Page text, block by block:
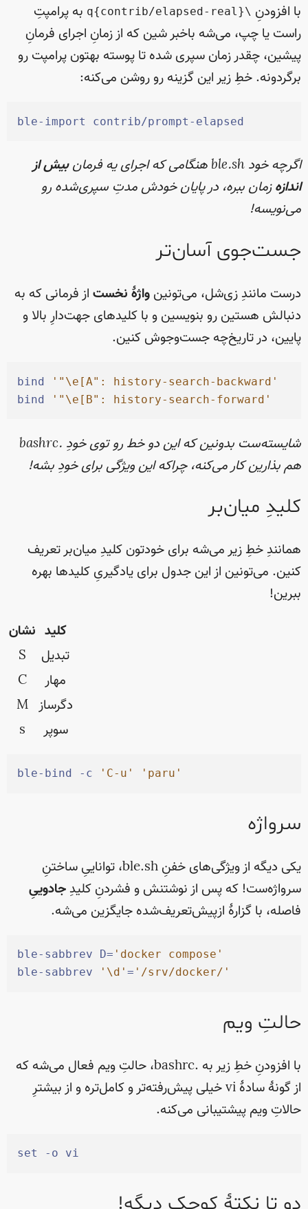
با افزودنِ \q{contrib/elapsed-real}
به پرامپتِ
راست یا چپ، می‌شه باخبر شین که از زمانِ اجرای فرمانِ
پیشین، چقدر زمان سپری شده تا پوسته بهتون پرامپت رو
برگردونه. خطِ زیر این گزینه رو روشن می‌کنه:
ble-import contrib/prompt-elapsed
اگرچه خود ble.sh هنگامی که اجرای یه فرمان
بیش از
اندازهزمان ببره، در پایان خودش مدتِ سپری‌شده رو
می‌نویسه!
جست‌جوی آسان‌تر
درست مانندِ زی‌شل، می‌تونین واژهٔ نخستاز فرمانی که به
دنبالش هستین رو بنویسین و با کلید‌های جهت‌دارِ بالا و
پایین، در تاریخ‌چه جست‌وجوش کنین.
bind ' "\e[A": history-search-backward '
bind
' "\e[B": history-search-forward '
شایسته‌ست بدونین که این دو خط رو توی خودِ .bashrc
هم بذارین کار می‌کنه، چراکه این ویژگی برای خودِ بشه!
کلیدِ میان‌بر
همانندِ خطِ زیر می‌شه برای خودتون کلیدِ میان‌بر تعریف
کنین. می‌تونین از این جدول برای یادگیریِ کلیدها بهره
ببرین!
نشان کلید
S
تبدیل
C
مهار
M دگرساز
s
سوپر
ble-bind - c ' C-u ' ' paru '
سرواژه
یکی دیگه از ویژگی‌های خفنِ ble.sh، تواناییِ ساختنِ
سرواژه‌ست! که پس از نوشتنش و فشردنِ کلیدِ جادوییِ
فاصله، با گزارهٔ ازپیش‌تعریف‌شده جایگزین می‌شه.
ble-sabbrev D= ' docker compose '
ble-sabbrev
' \d '= ' /srv/docker/ '
حالتِ ویم
با افزودنِ خطِ زیر به .bashrc، حالتِ ویم فعال می‌شه که
از گونهٔ سادهٔ vi خیلی پیش‌رفته‌تر و کامل‌تره و از بیشترِ
حالاتِ ویم پیشتیبانی می‌کنه.
set - o vi